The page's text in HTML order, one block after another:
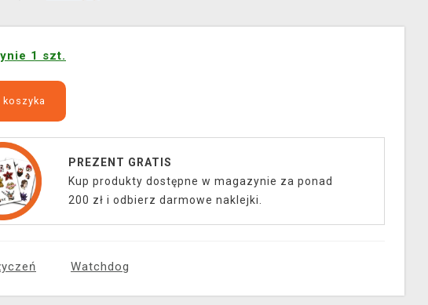
1 szt.
koszyka
PREZENT GRATIS
Kup produkty dostępne w magazynie za ponad
200 zł i odbierz darmowe naklejki.
Watchdog